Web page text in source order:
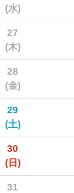
(水)
27
(木)
28
(金)
29
(土)
30
(日)
31